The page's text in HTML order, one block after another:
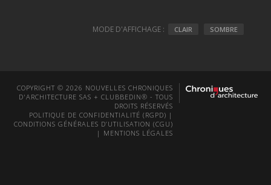
MODE D'AFFICHAGE : CLAIR SOMBRE
COPYRIGHT © 2026 NOUVELLES CHRONIQUES
D'ARCHITECTURE SAS + CLUBBEDIN® - TOUS
DROITS RÉSERVÉS
POLITIQUE DE CONFIDENTIALITÉ (RGPD) |
CONDITIONS GÉNÉRALES D’UTILISATION (CGU)
| MENTIONS LÉGALES